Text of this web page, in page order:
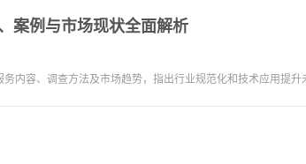
案例与市场现状全面解析
内容、调查方法及市场趋势，指出行业规范化和技术应用提升